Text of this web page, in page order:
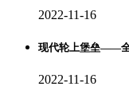
2022-11-16
现代轮上堡垒——全
2022-11-16